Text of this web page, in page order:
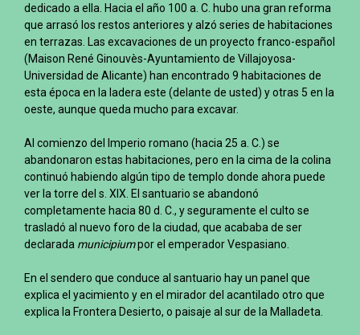
dedicado a ella. Hacia el año 100 a. C. hubo una gran reforma
que arrasó los restos anteriores y alzó series de habitaciones
en terrazas. Las excavaciones de un proyecto franco-español
(Maison René Ginouvès-Ayuntamiento de Villajoyosa-
Universidad de Alicante) han encontrado 9 habitaciones de
esta época en la ladera este (delante de usted) y otras 5 en la
oeste, aunque queda mucho para excavar.
Al comienzo del Imperio romano (hacia 25 a. C.) se
abandonaron estas habitaciones, pero en la cima de la colina
continuó habiendo algún tipo de templo donde ahora puede
ver la torre del s. XIX. El santuario se abandonó
completamente hacia 80 d. C., y seguramente el culto se
trasladó al nuevo foro de la ciudad, que acababa de ser
declarada municipiumpor el emperador Vespasiano.
En el sendero que conduce al santuario hay un panel que
explica el yacimiento y en el mirador del acantilado otro que
explica la Frontera Desierto, o paisaje al sur de la Malladeta.